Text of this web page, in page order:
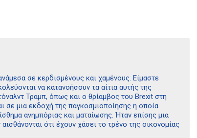
σε κερδισμένους και χαμένους. Είμαστε
να κατανοήσουν τα αίτια αυτής της
Τραμπ, όπως και ο θρίαμβος του Brexit στη
σε μια εκδοχή της παγκοσμιοποίησης η οποία
ανημπόριας και ματαίωσης. Ήταν επίσης μια
ότι έχουν χάσει το τρένο της οικονομίας